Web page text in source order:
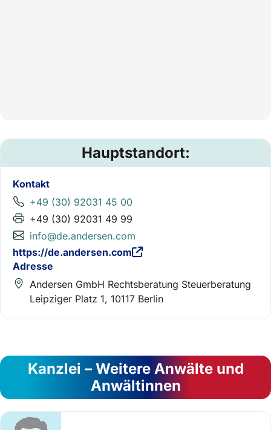
Hauptstandort:
Kontakt
+49 (30) 92031 45 00
+49 (30) 92031 49 99
info@de.andersen.com
https://de.andersen.com
Adresse
Andersen GmbH Rechtsberatung Steuerberatung
Leipziger Platz 1, 10117 Berlin
Kanzlei – Weitere Anwälte und
Anwältinnen